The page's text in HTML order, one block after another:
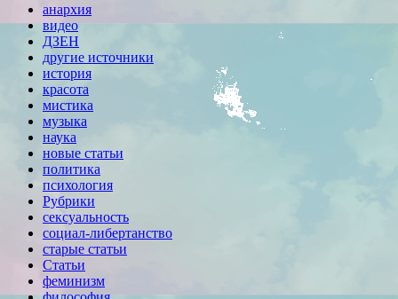
анархия
видео
ДЗЕН
другие источники
история
красота
мистика
музыка
наука
новые статьи
политика
психология
Рубрики
сексуальность
социал-либертанство
старые статьи
Статьи
феминизм